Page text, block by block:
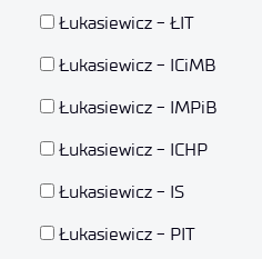
Łukasiewicz - ŁIT
Łukasiewicz - ICiMB
Łukasiewicz - IMPiB
Łukasiewicz - ICHP
Łukasiewicz - IS
Łukasiewicz - PIT